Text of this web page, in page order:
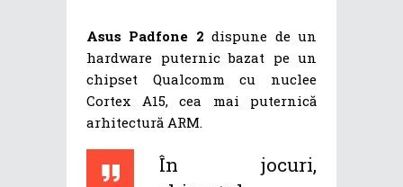
Asus Padfone 2 dispune de un
hardware puternic bazat pe un
chipset Qualcomm cu nuclee
Cortex A15, cea mai puternică
arhitectură ARM.
În jocuri,